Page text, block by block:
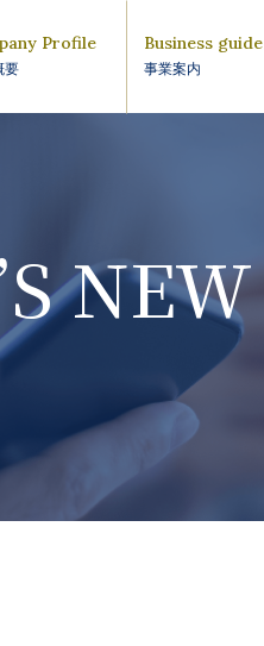
Profile
要
Business guide
事業案内
NEW